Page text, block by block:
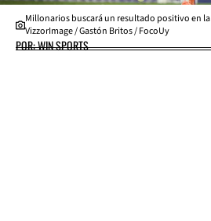
Millonarios buscará un resultado positivo en
VizzorImage / Gastón Britos / FocoUy
POR: WIN SPORTS